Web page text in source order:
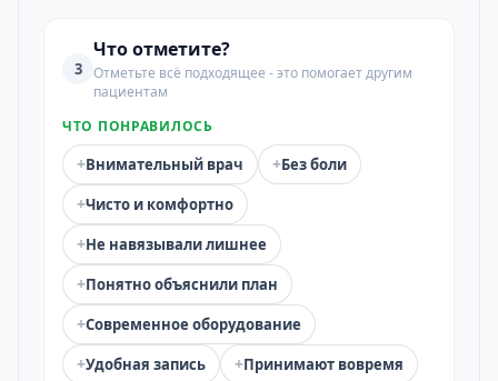
3
Что отметите?
Отметьте всё подходящее - это помогает другим
пациентам
ЧТО ПОНРАВИЛОСЬ
+Внимательный врач +Без боли
+Чисто и комфортно
+Не навязывали лишнее
+Понятно объяснили план
+Современное оборудование
+Удобная запись +Принимают вовремя